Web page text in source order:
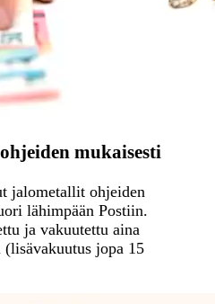
mukaisesti
jalometallit ohjeiden
lähimpään Postiin.
ja vakuutettu aina
(lisävakuutus jopa 15